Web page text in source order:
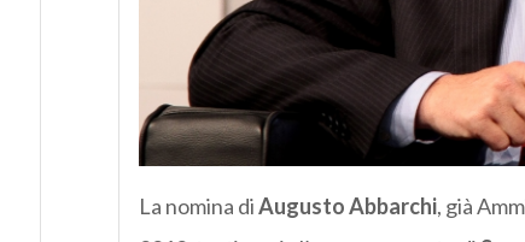
La nomina diAugusto Abbarchi, già